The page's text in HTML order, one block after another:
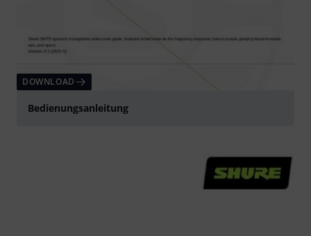
DOWNLOAD
Bedienungsanleitung